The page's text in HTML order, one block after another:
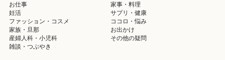
お仕事
家事・料理
妊活
サプリ・健康
ファッション・コスメ
ココロ・悩み
家族・旦那
お出かけ
産婦人科・小児科
その他の疑問
雑談・つぶやき